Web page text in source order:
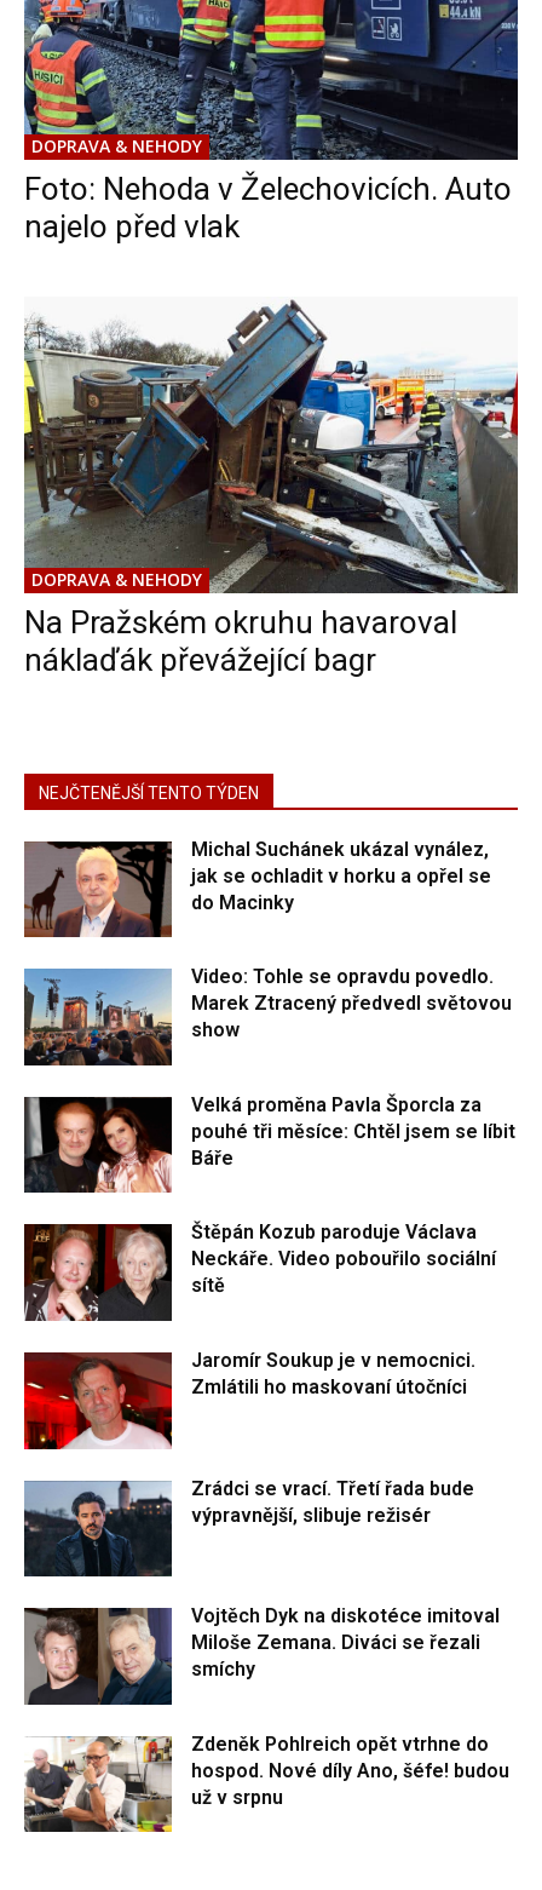
DOPRAVA & NEHODY
Foto: Nehoda v Želechovicích. Auto
najelo před vlak
DOPRAVA & NEHODY
Na Pražském okruhu havaroval
náklaďák převážející bagr
NEJČTENĚJŠÍ TENTO TÝDEN
Michal Suchánek ukázal vynález,
jak se ochladit v horku a opřel se
do Macinky
Video: Tohle se opravdu povedlo.
Marek Ztracený předvedl světovou
show
Velká proměna Pavla Šporcla za
pouhé tři měsíce: Chtěl jsem se líbit
Báře
Štěpán Kozub paroduje Václava
Neckáře. Video pobouřilo sociální
sítě
Jaromír Soukup je v nemocnici.
Zmlátili ho maskovaní útočníci
Zrádci se vrací. Třetí řada bude
výpravnější, slibuje režisér
Vojtěch Dyk na diskotéce imitoval
Miloše Zemana. Diváci se řezali
smíchy
Zdeněk Pohlreich opět vtrhne do
hospod. Nové díly Ano, šéfe! budou
už v srpnu